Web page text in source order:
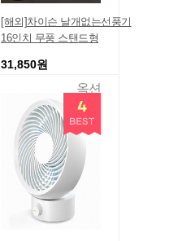
[해외]차이슨 날개없는선풍기
16인치 무풍 스탠드형
31,850원
옥션